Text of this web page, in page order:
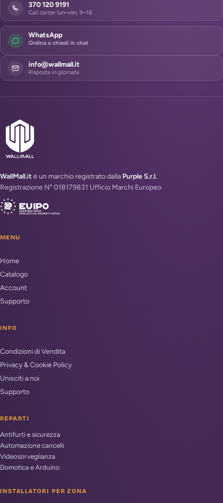
370 120 9191
Call center lun–ven, 9–18
WhatsApp
Ordina o chiedi in chat
info@wallmall.it
Risposta in giornata
WallMall.it è un marchio registrato dalla Purple S.r.l.
Registrazione N° 018179831 Ufficio Marchi Europeo
MENU
Home
Catalogo
Account
Supporto
INFO
Condizioni di Vendita
Privacy & Cookie Policy
Unisciti a noi
Supporto
REPARTI
Antifurti e sicurezza
Automazione cancelli
Videosorveglianza
Domotica e Arduino
INSTALLATORI PER ZONA